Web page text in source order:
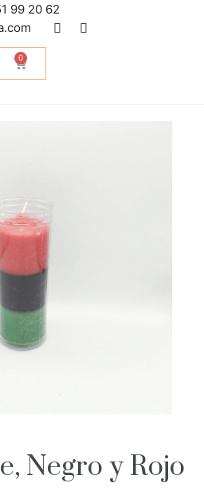
99 20 62
0
Negro y Rojo